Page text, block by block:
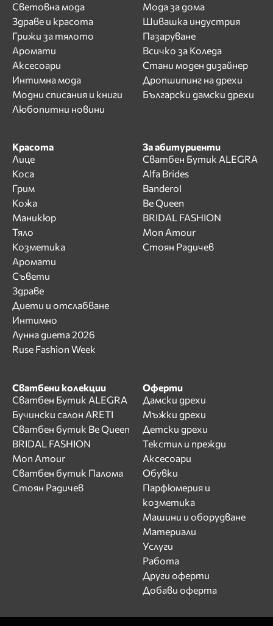
Световна мода
Здраве и красота
Грижи за тялото
Аромати
Аксесоари
Интимна мода
Модни списания и книги
Любопитни новини
Мода за дома
Шивашка индустрия
Пазаруване
Всичко за Коледа
Стани моден дизайнер
Дропшипинг на дрехи
Български дамски дрехи
Красота
Лице
Коса
Грим
Кожа
Маникюр
Тяло
Козметика
Аромати
Съвети
Здраве
Диети и отслабване
Интимно
Лунна диета 2026
Ruse Fashion Week
За абитуриенти
Сватбен Бутик ALEGRA
Alfa Brides
Banderol
Be Queen
BRIDAL FASHION
Mon Amour
Стоян Радичев
Сватбени колекции
Сватбен Бутик ALEGRA
Бучински салон ARETI
Сватбен бутик Be Queen
BRIDAL FASHION
Mon Amour
Сватбен бутик Палома
Стоян Радичев
Оферти
Дамски дрехи
Мъжки дрехи
Детски дрехи
Текстил и прежди
Аксесоари
Обувки
Парфюмерия и
козметика
Машини и оборудване
Материали
Услуги
Работа
Други оферти
Добави оферта